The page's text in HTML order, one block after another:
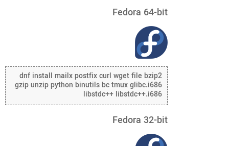
Fedora 64-bit
dnf install mailx postfix curl wget file bzip2
gzip unzip python binutils bc tmux glibc.i686
libstdc++ libstdc++.i686
Fedora 32-bit